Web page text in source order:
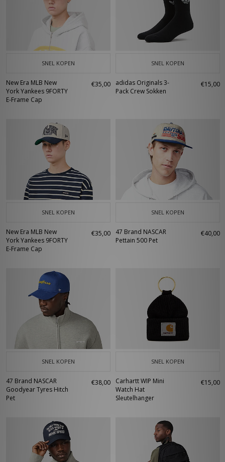
SNEL KOPEN
New Era MLB New
York Yankees 9FORTY
E-Frame Cap
€35,00
SNEL KOPEN
adidas Originals 3-
Pack Crew Sokken
€15,00
SNEL KOPEN
New Era MLB New
York Yankees 9FORTY
E-Frame Cap
€35,00
SNEL KOPEN
47 Brand NASCAR
Pettain 500 Pet
€40,00
SNEL KOPEN
47 Brand NASCAR
Goodyear Tyres Hitch
Pet
€38,00
SNEL KOPEN
Carhartt WIP Mini
Watch Hat
Sleutelhanger
€15,00